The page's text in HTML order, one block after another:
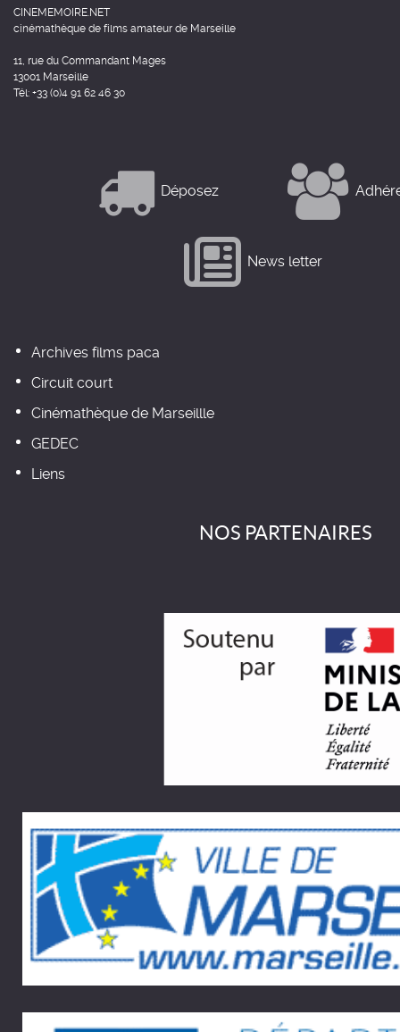
CINEMEMOIRE.NET
cinémathèque de films amateur de Marseille
11, rue du Commandant Mages
13001 Marseille
Tél: +33 (0)4 91 62 46 30
Déposez
News letter
Archives films paca
Circuit court
Cinémathèque de Marseillle
GEDEC
Liens
NOS PARTENAIRES